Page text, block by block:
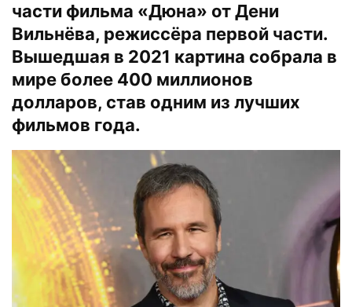
части фильма «Дюна» от Дени
Вильнёва, режиссёра первой части.
Вышедшая в 2021 картина собрала в
мире более 400 миллионов
долларов, став одним из лучших
фильмов года.